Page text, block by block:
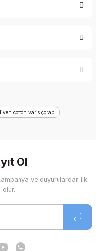
cotton varis çorabı
Ol
ve duyurulardan ilk
olur.